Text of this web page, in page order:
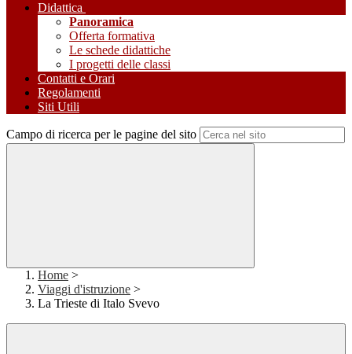
Didattica
Panoramica
Offerta formativa
Le schede didattiche
I progetti delle classi
Contatti e Orari
Regolamenti
Siti Utili
Campo di ricerca per le pagine del sito
Home >
Viaggi d'istruzione >
La Trieste di Italo Svevo